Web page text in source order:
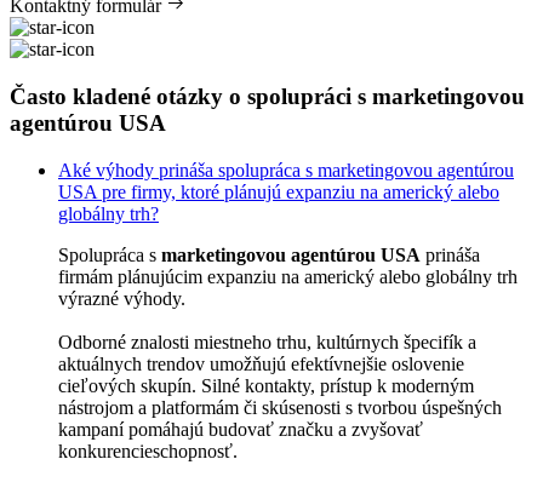
Kontaktný formulár
Často kladené otázky o spolupráci s marketingovou
agentúrou USA
Aké výhody prináša spolupráca s marketingovou agentúrou
USA pre firmy, ktoré plánujú expanziu na americký alebo
globálny trh?
Spolupráca s marketingovou agentúrou USA prináša
firmám plánujúcim expanziu na americký alebo globálny trh
výrazné výhody.
Odborné znalosti miestneho trhu, kultúrnych špecifík a
aktuálnych trendov umožňujú efektívnejšie oslovenie
cieľových skupín. Silné kontakty, prístup k moderným
nástrojom a platformám či skúsenosti s tvorbou úspešných
kampaní pomáhajú budovať značku a zvyšovať
konkurencieschopnosť.